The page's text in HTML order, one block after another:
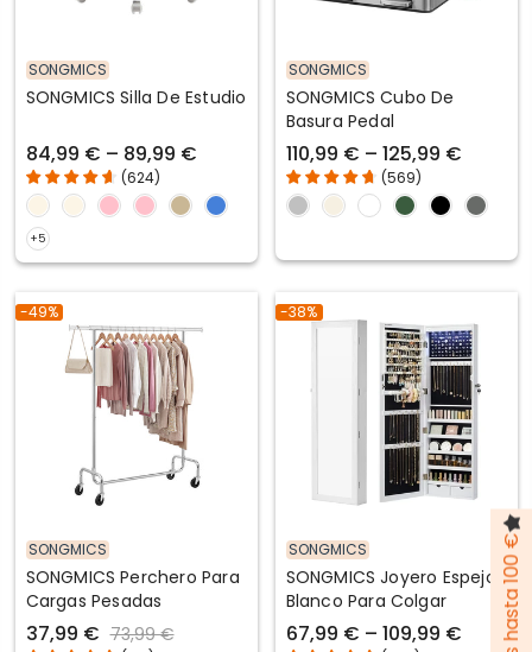
SONGMICS
SONGMICS Silla De Estudio
84,99 € – 89,99 €
(624)
SONGMICS
SONGMICS Cubo De
Basura Pedal
110,99 € – 125,99 €
(569)
-49%
SONGMICS
SONGMICS Perchero Para
Cargas Pesadas
37,99 € 73,99 €
-38%
SONGMICS
SONGMICS Joyero Espejo
Blanco Para Colgar
67,99 € – 109,99 €